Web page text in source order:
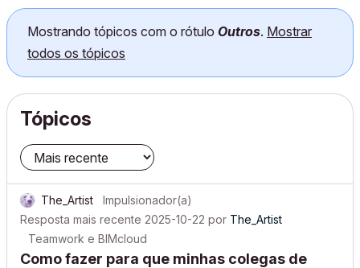
Mostrando tópicos com o rótulo Outros. Mostrar
todos os tópicos
Tópicos
The_Artist
Impulsionador(a)
Resposta mais recente 2025-10-22 por The_Artist
Teamwork e BIMcloud
Como fazer para que minhas colegas de